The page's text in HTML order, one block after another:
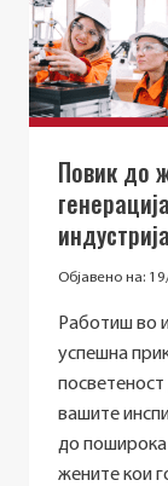
Повик до
Објавено на:
Работиш во
успешна
вашите
до поширока
жените кои